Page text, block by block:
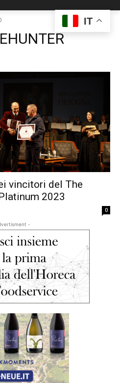
vincitori del The
2023
0
-
IT